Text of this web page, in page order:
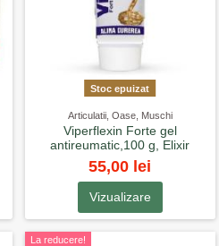
Stoc epuizat
Articulatii, Oase, Muschi
Viperflexin Forte gel
antireumatic,100 g, Elixir
55,00 lei
Vizualizare
La reducere!